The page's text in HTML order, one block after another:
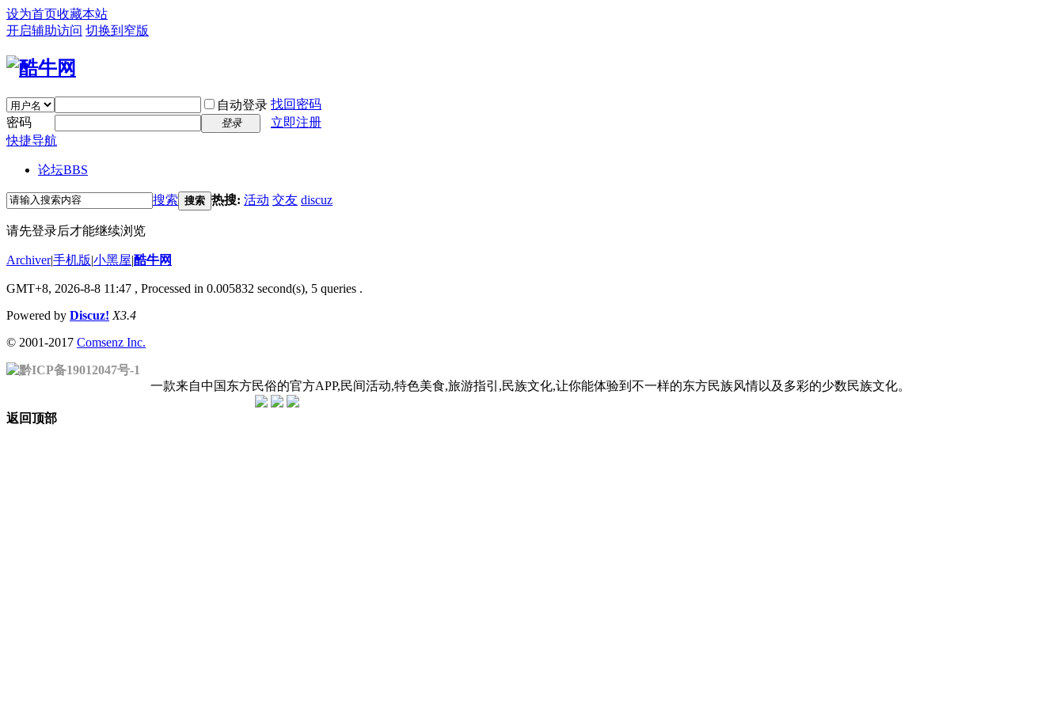
设为首页收藏本站
开启辅助访问 切换到窄版
自动登录 找回密码
密码
登录
立即注册
快捷导航
论坛BBS
搜索 搜索 热搜: 活动 交友 discuz
请先登录后才能继续浏览
Archiver|手机版|小黑屋|酷牛网
GMT+8, 2026-8-8 11:47 , Processed in 0.005832 second(s), 5 queries .
Powered by Discuz! X3.4
© 2001-2017 Comsenz Inc.
黔ICP备19012047号-1
一款来自中国东方民俗的官方APP,民间活动,特色美食,旅游指引,民族文化,让你能体验到不一样的东方民族风情以及多彩的少数民族文化。
返回顶部